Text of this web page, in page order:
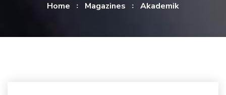
Home Magazines Akademik